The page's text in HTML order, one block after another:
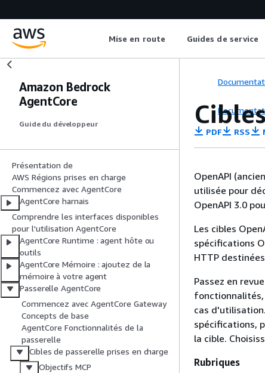
Mise en route Guides de service
Amazon Bedrock
AgentCore
Guide du développeur
Présentation de
AWS Régions prises en charge
Commencez avec AgentCore
AgentCore harnais
Comprendre les interfaces disponibles
pour l'utilisation AgentCore
AgentCore Runtime : agent hôte ou
outils
AgentCore Mémoire : ajoutez de la
mémoire à votre agent
Passerelle AgentCore
Commencez avec AgentCore Gateway
Concepts de base
AgentCore Fonctionnalités de la
passerelle
Cibles de passerelle prises en charge
Objectifs MCP
PDF RSS
OpenAPI
utilisée pour
OpenAPI 3.0
Les cibles
spécifications
HTTP
Passez en
fonctionnalités,
cas
spécifications,
la cible.
Rubriques